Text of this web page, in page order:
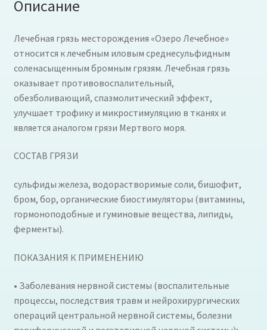
Описание
Лечебная грязь месторождения «Озеро Лечебное»
относится к лечебным иловым среднесульфидным
соленасыщенным бромным грязям. Лечебная грязь
оказывает противовоспалительный,
обезболивающий, спазмолитический эффект,
улучшает трофику и микростимуляцию в тканях и
является аналогом грязи Мертвого моря.
СОСТАВ ГРЯЗИ
сульфиды железа, водорастворимые соли, бишофит,
бром, бор, органические биостимуляторы (витамины,
гормоноподобные и гуминовые вещества, липиды,
ферменты).
ПОКАЗАНИЯ К ПРИМЕНЕНИЮ
• Заболевания нервной системы (воспалительные
процессы, последствия травм и нейрохирургических
операций центральной нервной системы, болезни